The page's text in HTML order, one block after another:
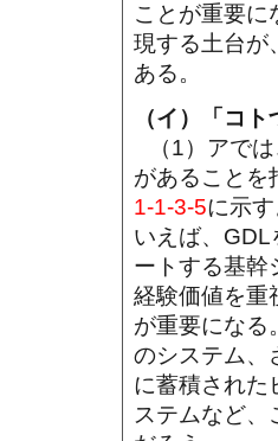
ことが重要に
現する土台が
ある。
（イ）「コ
（1）アで
があることを
1-1-3-5に示
いえば、
ートする基幹
経験価値を重
が重要になる
のシステム、
に蓄積された
ステムなど